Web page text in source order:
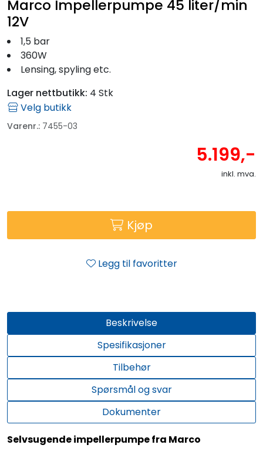
Marco Impellerpumpe 45 liter/min
12V
1,5 bar
360W
Lensing, spyling etc.
Lager nettbutikk: 4 Stk
Velg butikk
Varenr.: 7455-03
5.199,-
inkl. mva.
Kjøp
Legg til favoritter
Beskrivelse
Spesifikasjoner
Tilbehør
Spørsmål og svar
Dokumenter
Selvsugende impellerpumpe fra Marco